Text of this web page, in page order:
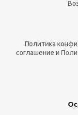
Политика
соглашение и